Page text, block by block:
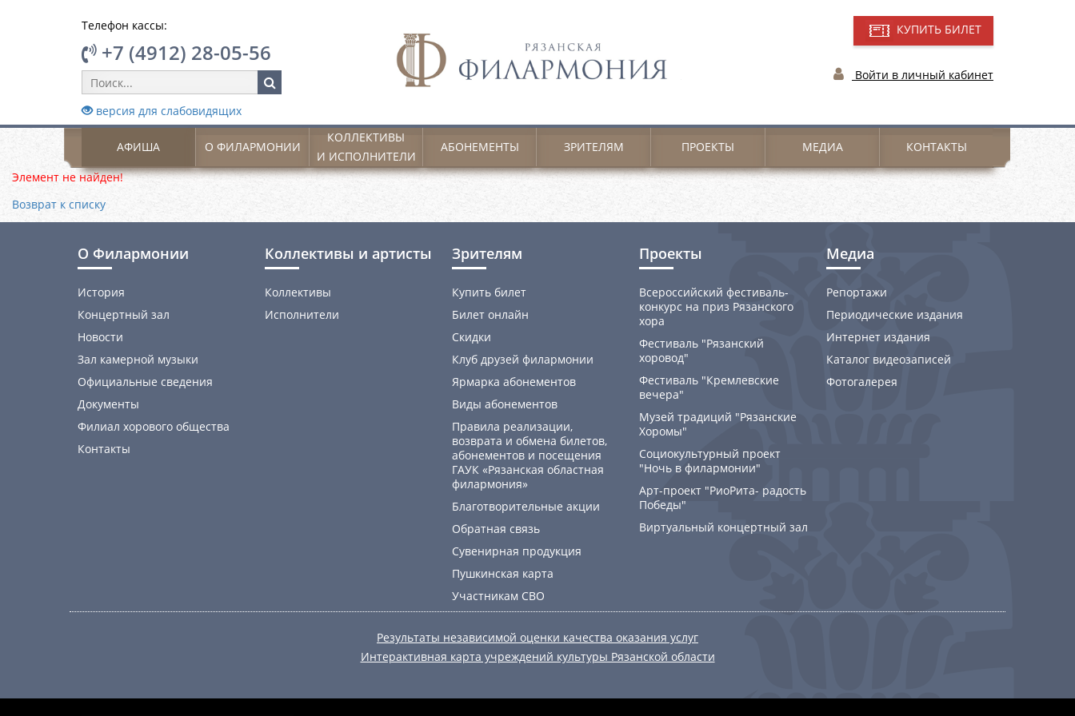
Телефон кассы:
+7 (4912) 28-05-56
версия для слабовидящих
КУПИТЬ БИЛЕТ
Войти в личный кабинет
АФИША О ФИЛАРМОНИИ
КОЛЛЕКТИВЫ
И ИСПОЛНИТЕЛИ
АБОНЕМЕНТЫ ЗРИТЕЛЯМ ПРОЕКТЫ МЕДИА
КОНТАКТЫ
Элемент не найден!
Возврат к списку
О Филармонии
История
Концертный зал
Новости
Зал камерной музыки
Официальные сведения
Документы
Филиал хорового общества
Контакты
Коллективы и артисты
Коллективы
Исполнители
Зрителям
Купить билет
Билет онлайн
Скидки
Клуб друзей филармонии
Ярмарка абонементов
Виды абонементов
Правила реализации,
возврата и обмена билетов,
абонементов и посещения
ГАУК «Рязанская областная
филармония»
Благотворительные акции
Обратная связь
Сувенирная продукция
Пушкинская карта
Участникам СВО
Проекты
Всероссийский фестиваль-
конкурс на приз Рязанского
хора
Фестиваль "Рязанский
хоровод"
Фестиваль "Кремлевские
вечера"
Музей традиций "Рязанские
Хоромы"
Социокультурный проект
"Ночь в филармонии"
Арт-проект "РиоРита- радость
Победы"
Виртуальный концертный зал
Медиа
Репортажи
Периодические издания
Интернет издания
Каталог видеозаписей
Фотогалерея
Результаты независимой оценки качества оказания услуг
Интерактивная карта учреждений культуры Рязанской области